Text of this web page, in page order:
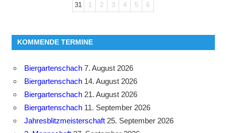
31
1 2 3 4 5 6
KOMMENDE TERMINE
Biergartenschach 7. August 2026
Biergartenschach 14. August 2026
Biergartenschach 21. August 2026
Biergartenschach 11. September 2026
Jahresblitzmeisterschaft 25. September 2026